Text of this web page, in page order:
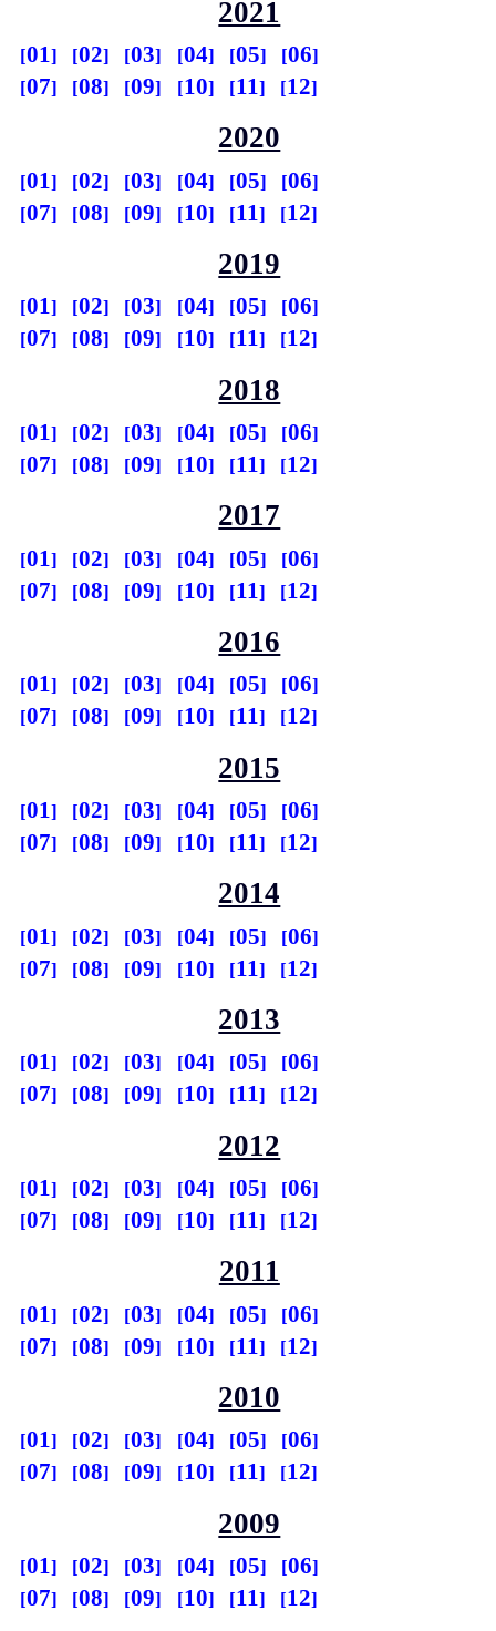
2021
01 02 03 04 05
06
07
08 09 10 11 12
2020
01 02 03 04 05
06
07
08 09 10 11 12
2019
01 02 03 04 05
06
07
08 09 10 11 12
2018
01 02 03 04 05
06
07
08 09 10 11 12
2017
01 02 03 04 05
06
07
08 09 10 11 12
2016
01 02 03 04 05
06
07
08 09 10 11 12
2015
01 02 03 04 05
06
07
08 09 10 11 12
2014
01 02 03 04 05
06
07
08 09 10 11 12
2013
01 02 03 04 05
06
07
08 09 10 11 12
2012
01 02 03 04 05
06
07
08 09 10 11 12
2011
01 02 03 04 05
06
07
08 09 10 11 12
2010
01 02 03 04 05
06
07
08 09 10 11 12
2009
01 02 03 04 05
06
07
08 09 10 11 12